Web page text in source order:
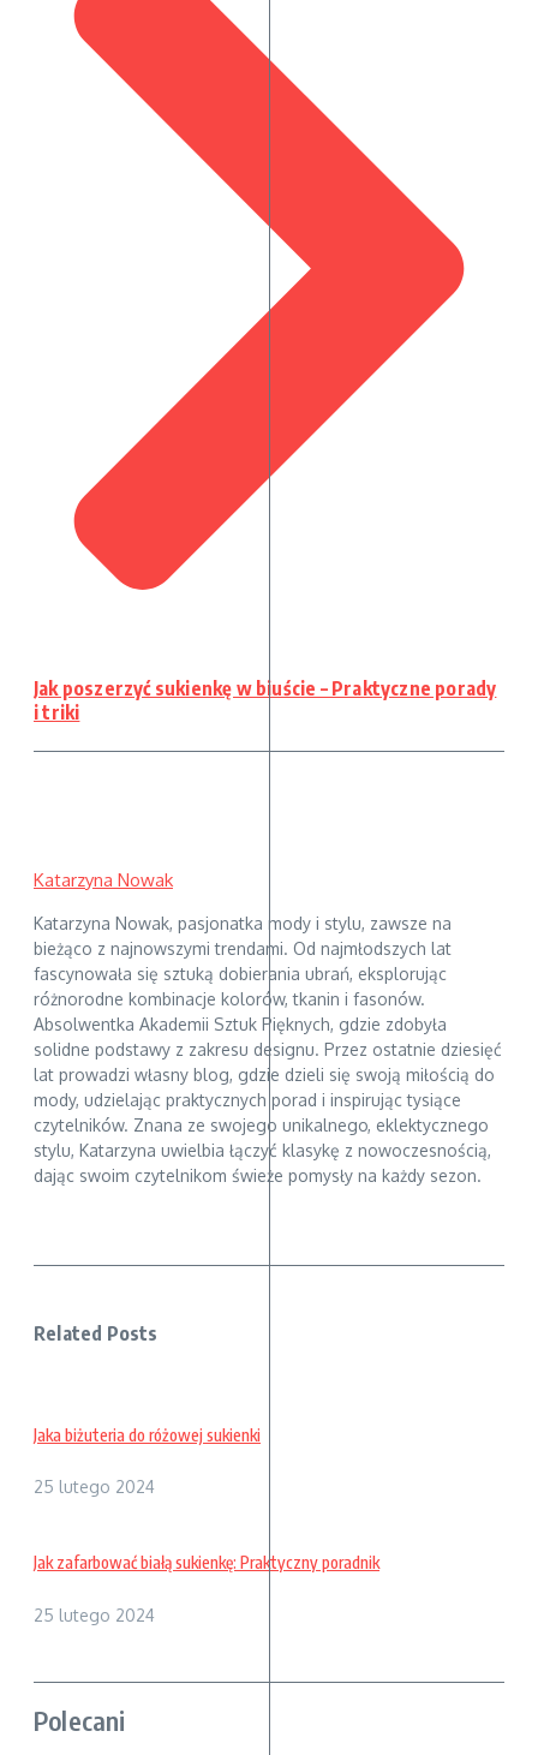
Jak poszerzyć sukienkę w biuście – Praktyczne porady
i triki
Katarzyna Nowak
Katarzyna Nowak, pasjonatka mody i stylu, zawsze na
bieżąco z najnowszymi trendami. Od najmłodszych lat
fascynowała się sztuką dobierania ubrań, eksplorując
różnorodne kombinacje kolorów, tkanin i fasonów.
Absolwentka Akademii Sztuk Pięknych, gdzie zdobyła
solidne podstawy z zakresu designu. Przez ostatnie dziesięć
lat prowadzi własny blog, gdzie dzieli się swoją miłością do
mody, udzielając praktycznych porad i inspirując tysiące
czytelników. Znana ze swojego unikalnego, eklektycznego
stylu, Katarzyna uwielbia łączyć klasykę z nowoczesnością,
dając swoim czytelnikom świeże pomysły na każdy sezon.
Related Posts
Jaka biżuteria do różowej sukienki
25 lutego 2024
Jak zafarbować białą sukienkę: Praktyczny poradnik
25 lutego 2024
Polecani